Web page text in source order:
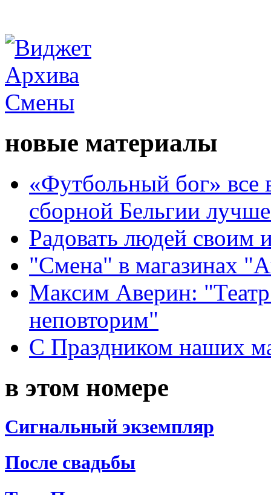
новые материалы
«Футбольный бог» все
сборной Бельгии
Радовать людей своим
"Смена" в магазинах
Максим Аверин:
неповторим"
С Праздником наших
в этом номере
Сигнальный экземпляр
После свадьбы